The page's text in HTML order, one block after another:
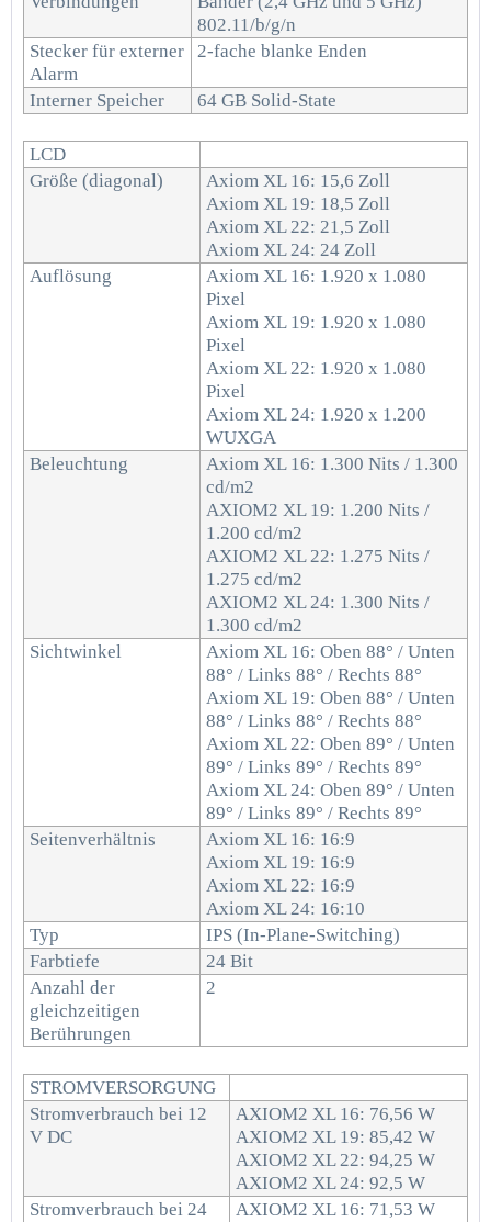
802.11/b/g/n
Stecker für externer
Alarm
2-fache blanke Enden
Interner Speicher 64 GB Solid-State
LCD
Größe (diagonal)
Axiom XL 16: 15,6 Zoll
Axiom XL 19: 18,5 Zoll
Axiom XL 22: 21,5 Zoll
Axiom XL 24: 24 Zoll
Auflösung
Axiom XL 16: 1.920 x 1.080
Pixel
Axiom XL 19: 1.920 x 1.080
Pixel
Axiom XL 22: 1.920 x 1.080
Pixel
Axiom XL 24: 1.920 x 1.200
WUXGA
Beleuchtung
Axiom XL 16: 1.300 Nits / 1.300
cd/m2
AXIOM2 XL 19: 1.200 Nits /
1.200 cd/m2
AXIOM2 XL 22: 1.275 Nits /
1.275 cd/m2
AXIOM2 XL 24: 1.300 Nits /
1.300 cd/m2
Sichtwinkel
Axiom XL 16: Oben 88° / Unten
88° / Links 88° / Rechts 88°
Axiom XL 19: Oben 88° / Unten
88° / Links 88° / Rechts 88°
Axiom XL 22: Oben 89° / Unten
89° / Links 89° / Rechts 89°
Axiom XL 24: Oben 89° / Unten
89° / Links 89° / Rechts 89°
Seitenverhältnis
Axiom XL 16: 16:9
Axiom XL 19: 16:9
Axiom XL 22: 16:9
Axiom XL 24: 16:10
Typ
IPS (In-Plane-Switching)
Farbtiefe
24 Bit
Anzahl der
gleichzeitigen
Berührungen
2
STROMVERSORGUNG
Stromverbrauch bei 12
V DC
AXIOM2 XL 16: 76,56 W
AXIOM2 XL 19: 85,42 W
AXIOM2 XL 22: 94,25 W
AXIOM2 XL 24: 92,5 W
Stromverbrauch bei 24
AXIOM2 XL 16: 71,53 W